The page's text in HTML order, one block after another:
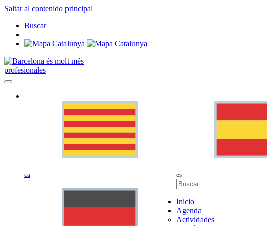
Saltar al contenido principal
Buscar
profesionales
ca es
Inicio
Agenda
Actividades